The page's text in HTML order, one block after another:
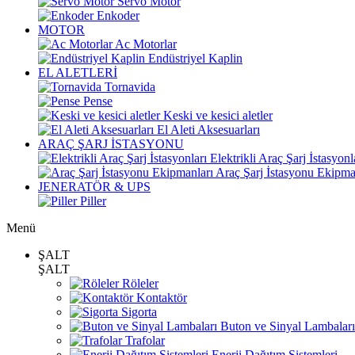
Enkoder
MOTOR
Ac Motorlar
Endüstriyel Kaplin
EL ALETLERİ
Tornavida
Pense
Keski ve kesici aletler
El Aleti Aksesuarları
ARAÇ ŞARJ İSTASYONU
Elektrikli Araç Şarj
Araç Şarj İstasyonu
JENERATÖR & UPS
Piller
Menü
ŞALT
ŞALT
Röleler
Kontaktör
Sigorta
Buton ve Sinyal Lambaları
Trafolar